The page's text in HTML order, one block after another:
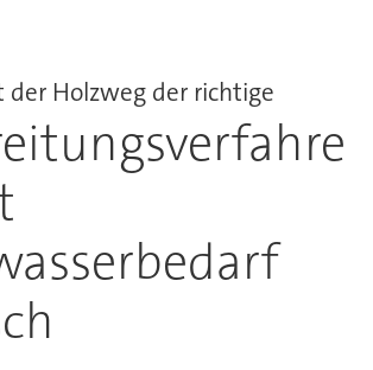
Holzweg der richtige